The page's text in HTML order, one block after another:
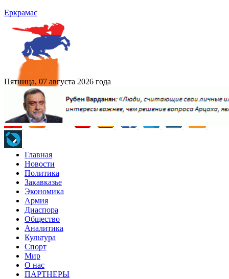
Еркрамас
Пятница, 07 августа 2026 года
Главная
Новости
Политика
Закавказье
Экономика
Армия
Диаспора
Общество
Аналитика
Культура
Спорт
Мир
О нас
ПАРТНЕРЫ